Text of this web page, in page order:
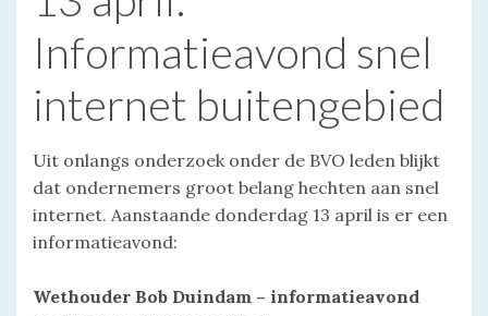
Informatieavond snel
internet buitengebied
Uit onlangs onderzoek onder de BVO leden blijkt
dat ondernemers groot belang hechten aan snel
internet. Aanstaande donderdag 13 april is er een
informatieavond:
Wethouder Bob Duindam – informatieavond